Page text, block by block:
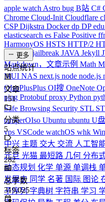
apple watch Astro bug B站 C#
Chrome Cloud-Init Cloudflare
CSPDijkstra Dockerdp DPedu
elasticsearch es False Positive
HarmonyOS HSTS HTTP/2
iPhoneJ jailbreak JAVA Jekyll
Markdown，文章示例 Math
MUI NAS next.js node node.js
OIsoPlusPlus OI搜 OneNote
ping Protobufproxy Python
Safe Browsing Security STL
tamperOIso Ubuntu ubuntu U盘
vps VSCode watchOS whk
中兴 主题 交大 交流 人工智
元旦 光猫 最短路 几何 分布
动态规划 化学 单源 单调栈
发展史 同学 名著 国际 图论
子序列字典树 字符串 学习
更多
站点统计
文章
151
分类
5
标签
282
总字数
319,025